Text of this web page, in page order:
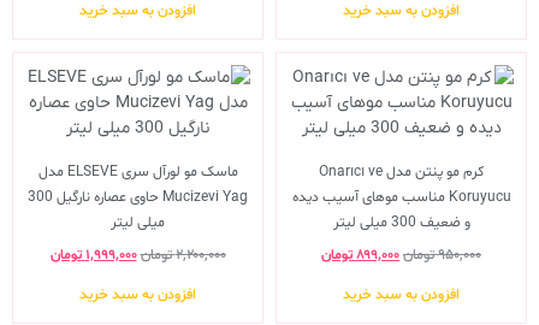
افزودن به سبد خرید افزودن به سبد خرید
کرم مو پنتن مدل Onarıcı ve
Koruyucu مناسب موهای آسیب دیده
و ضعیف 300 میلی لیتر
۹۵۰,۰۰۰تومان۸۹۹,۰۰۰تومان
افزودن به سبد خرید
ماسک مو لورآل سری ELSEVE مدل
Mucizevi Yag حاوی عصاره نارگیل 300
میلی لیتر
۲,۲۰۰,۰۰۰تومان۱,۹۹۹,۰۰۰ تومان
افزودن به سبد خرید